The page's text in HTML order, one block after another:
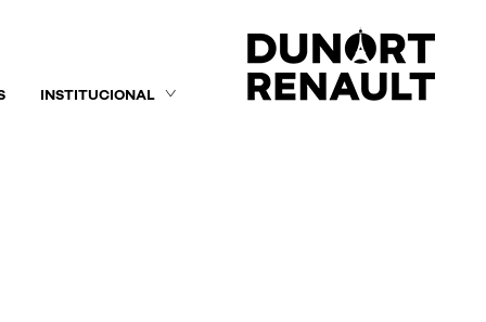
INSTITUCIONAL